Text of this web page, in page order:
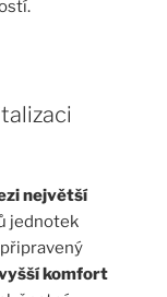
největší
jednotek
komfort